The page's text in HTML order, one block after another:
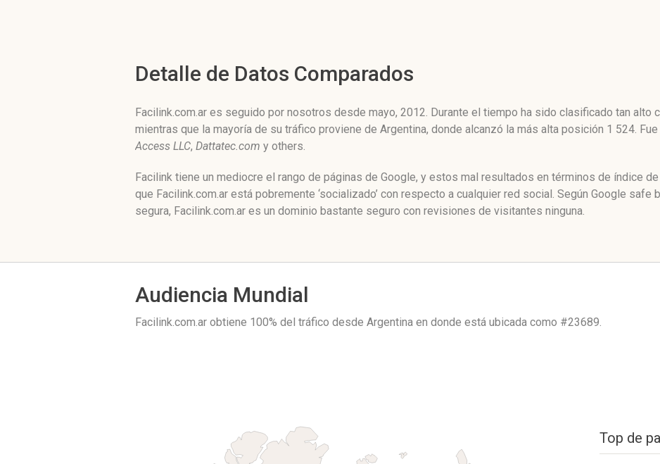
Detalle de Datos Comparados
Facilink.com.ar es seguido por nosotros desde mayo, 2012. Durante el tiempo ha sido clasificado tan alto
mientras que la mayoría de su tráfico proviene de Argentina, donde alcanzó la más alta posición 1 524.
Access LLC, Dattatec.com y others.
Facilink tiene un mediocre el rango de páginas de Google, y estos mal resultados en términos de índice
que Facilink.com.ar está pobremente ‘socializado’ con respecto a cualquier red social. Según Google safe
segura, Facilink.com.ar es un dominio bastante seguro con revisiones de visitantes ninguna.
Audiencia Mundial
Facilink.com.ar obtiene 100% del tráfico desde Argentina en donde está ubicada como #23689.
Top de